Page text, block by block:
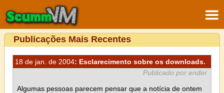
Publicações Mais Recentes
18 de jan. de 2004: Esclarecimento sobre os downloads.
Publicado por ender
Algumas pessoas parecem pensar que a notícia de ontem